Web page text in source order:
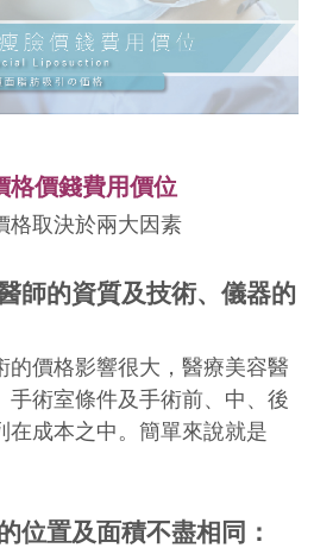
格價錢費用價位
格取決於兩大因素
師的資質及技術、儀器的
的價格影響很大，醫療美容醫
手術室條件及手術前、中、後
在成本之中。簡單來說就是
位置及面積不盡相同：